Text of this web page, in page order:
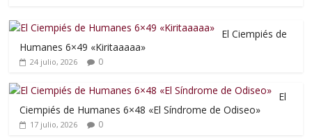
El Ciempiés de
Humanes 6×49 «Kiritaaaaa»
24 julio, 2026 0
El
Ciempiés de Humanes 6×48 «El Síndrome de Odiseo»
17 julio, 2026 0